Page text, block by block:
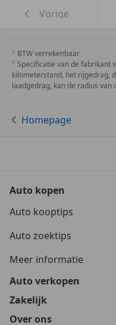
Vorige
BTW verrekenbaar
Specificatie van de fabrikant
kilometerstand, het rijgedrag,
laadgedrag, kan de radius van
Homepage
Auto kopen
Auto kooptips
Auto zoektips
Meer informatie
Auto verkopen
Zakelijk
Over ons